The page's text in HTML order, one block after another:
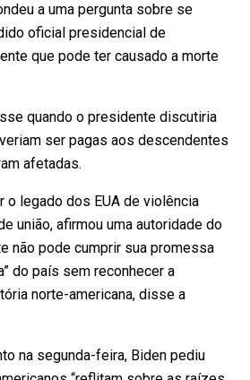
a uma pergunta sobre se
oficial presidencial de
que pode ter causado a morte
quando o presidente discutiria
ser pagas aos descendentes
afetadas.
o legado dos EUA de violência
união, afirmou uma autoridade do
não pode cumprir sua promessa
do país sem reconhecer a
norte-americana, disse a
na segunda-feira, Biden pediu